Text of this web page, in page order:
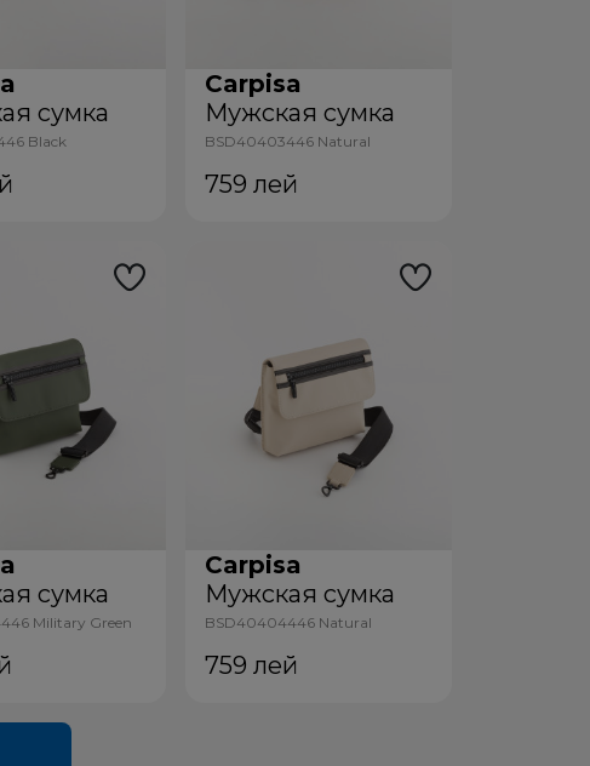
сумка
Black
Carpisa
Мужская сумка
BSD40403446 Natural
759лей
сумка
Military Green
Carpisa
Мужская сумка
BSD40404446 Natural
759лей